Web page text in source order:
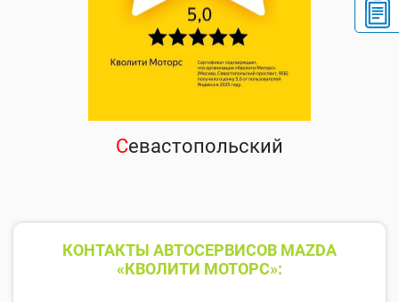
Севастопольский
КОНТАКТЫ АВТОСЕРВИСОВ MAZDA
«КВОЛИТИ МОТОРС»: